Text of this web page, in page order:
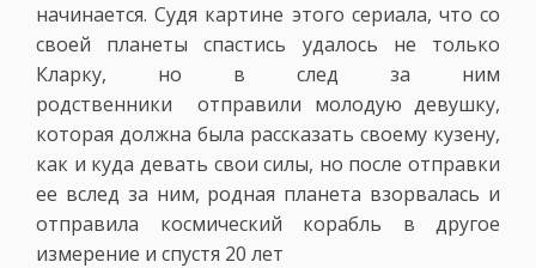
начинается. Судя картине этого сериала, что со
своей планеты спастись удалось не только
Кларку, но в след за ним
родственники
отправили молодую девушку,
которая должна была рассказать своему кузену,
как и куда девать свои силы, но после отправки
ее вслед за ним, родная планета взорвалась и
отправила космический корабль в другое
измерение и спустя 20 лет